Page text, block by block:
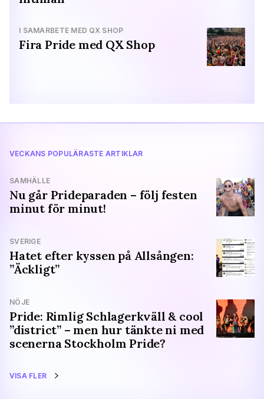
I SAMARBETE MED QX SHOP
Fira Pride med QX Shop
VECKANS POPULÄRASTE ARTIKLAR
Nu går Prideparaden – följ festen
minut för minut!
SAMHÄLLE
Hatet efter kyssen på Allsången:
”Äckligt”
SVERIGE
Pride: Rimlig Schlagerkväll & cool
”district” – men hur tänkte ni med
scenerna Stockholm Pride?
NÖJE
VISA FLER